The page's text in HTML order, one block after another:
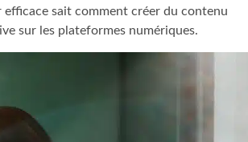
sait comment créer du contenu
sur les plateformes numériques.